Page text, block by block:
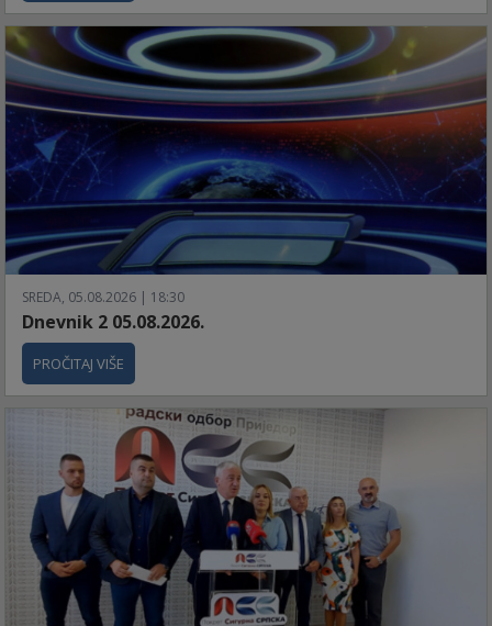
SREDA, 05.08.2026 | 18:30
Dnevnik 2 05.08.2026.
PROČITAJ VIŠE